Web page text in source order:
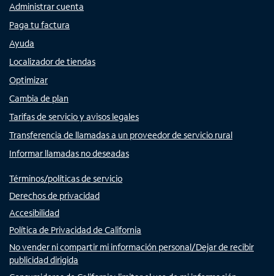
Administrar cuenta
Paga tu factura
Ayuda
Localizador de tiendas
Optimizar
Cambia de plan
Tarifas de servicio y avisos legales
Transferencia de llamadas a un proveedor de servicio rural
Informar llamadas no deseadas
Términos/políticas de servicio
Derechos de privacidad
Accesibilidad
Política de Privacidad de California
No vender ni compartir mi información personal/Dejar de recibir
publicidad dirigida